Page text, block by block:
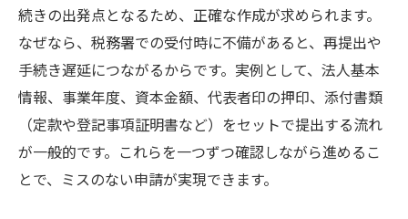
続きの出発点となるため、正確な作成が求められます。
なぜなら、税務署での受付時に不備があると、再提出や
手続き遅延につながるからです。実例として、法人基本
情報、事業年度、資本金額、代表者印の押印、添付書類
（定款や登記事項証明書など）をセットで提出する流れ
が一般的です。これらを一つずつ確認しながら進めるこ
とで、ミスのない申請が実現できます。